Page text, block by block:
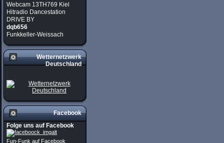
Webcam 13TH769 Kiel
Hitradio Dancestation
DRIVE BY
dqb656
Funkkeller-Weissach
Wetternetzwerk
Deutschland
Facebook
Folge uns auf Facebook
Fun-Funk auf Facebook